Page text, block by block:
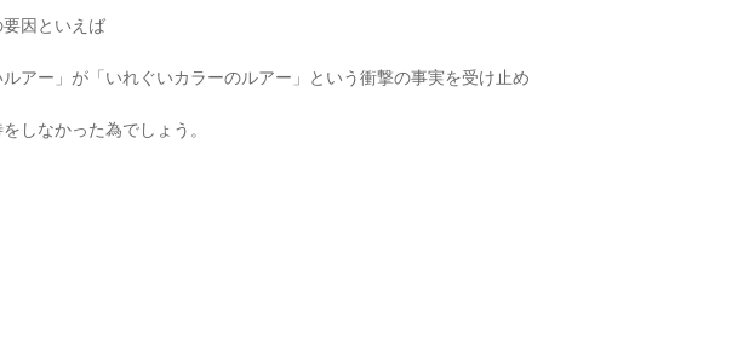
因といえば
ルアー」が「いれぐいカラーのルアー」という衝撃の事実を受け止め
しなかった為でしょう。